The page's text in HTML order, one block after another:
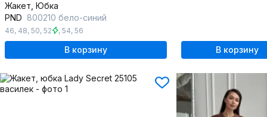
Жакет, Юбка
PND 800210 бело-синий
46, 48, 50, 52 , 54, 56
В корзину В корзину